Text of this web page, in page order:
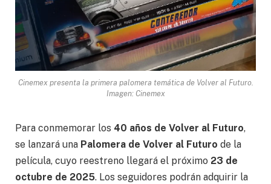
Cinemex presenta la primera palomera temática de Volver al Futuro.
Imagen: Cinemex
Para conmemorar los 40 años de Volver al Futuro,
se lanzará una Palomera de Volver al Futuro de la
película, cuyo reestreno llegará el próximo 23 de
octubre de 2025. Los seguidores podrán adquirir la